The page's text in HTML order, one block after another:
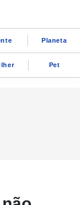
Planeta
Pet